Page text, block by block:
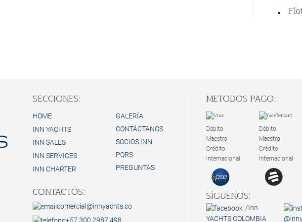
No
ordenes
Proceso
SECCIONES:
HOME
INN YACHTS
INN SALES
INN SERVICES
INN CHARTER
GALERÍA
CONTÁCTANOS
SOCIOS INN
PQRS
PREGUNTAS
CONTACTOS:
comercial@innyachts.co
+57 300 2987 498
METODOS PAGO:
Débito
Maestro
Crédito
Internacional
Débito
Maestro
Crédito
Internacional
SÍGUENOS:
/Inn
YACHTS COLOMBIA